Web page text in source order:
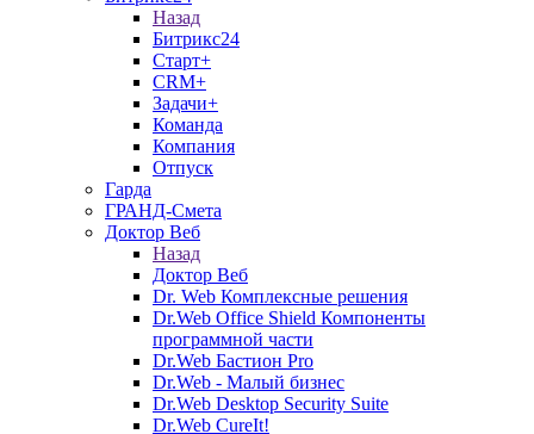
Назад
Битрикс24
Старт+
CRM+
Задачи+
Команда
Компания
Отпуск
Гарда
ГРАНД-Смета
Доктор Веб
Назад
Доктор Веб
Dr. Web Комплексные решения
Dr.Web Office Shield Компоненты
программной части
Dr.Web Бастион Pro
Dr.Web - Малый бизнес
Dr.Web Desktop Security Suite
Dr.Web CureIt!